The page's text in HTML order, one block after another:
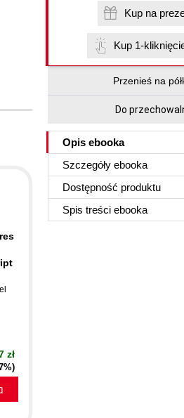
Kup na
Kup 1-
Przenieś na
Do
Opis ebooka
Szczegóły ebooka
Dostępność produktu
Spis treści ebooka
zł